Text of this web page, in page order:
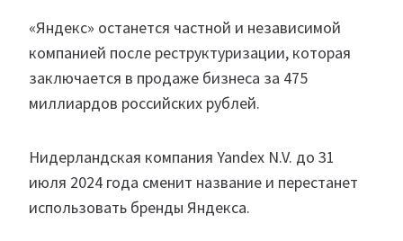
«Яндекс» останется частной и независимой
компанией после реструктуризации, которая
заключается в продаже бизнеса за 475
миллиардов российских рублей.
Нидерландская компания Yandex N.V. до 31
июля 2024 года сменит название и перестанет
использовать бренды Яндекса.